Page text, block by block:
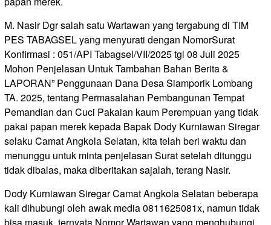
M. Nasir Dgr salah satu Wartawan yang tergabung di TIM
PES TABAGSEL yang menyurati dengan NomorSurat
Konfirmasi : 051/API Tabagsel/VII/2025 tgl 08 Juli 2025
Mohon Penjelasan Untuk Tambahan Bahan Berita &
LAPORAN” Penggunaan Dana Desa Siamporik Lombang
TA. 2025, tentang Permasalahan Pembangunan Tempat
Pemandian dan Cuci Pakaian kaum Perempuan yang tidak
pakai papan merek kepada Bapak Dody Kurniawan Siregar
selaku Camat Angkola Selatan, kita telah beri waktu dan
menunggu untuk minta penjelasan Surat setelah ditunggu
tidak dibalas, maka diberitakan sajalah, terang Nasir.
Dody Kurniawan Siregar Camat Angkola Selatan beberapa
kali dihubungi oleh awak media 0811625081x, namun tidak
bisa masuk, ternyata Nomor Wartawan yang menghubungi